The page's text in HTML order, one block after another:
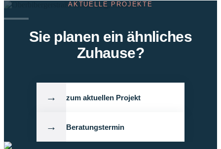
AKTUELLE PROJEKTE
Sie planen ein ähnliches
Zuhause?
→ zum aktuellen Projekt
→ Beratungstermin